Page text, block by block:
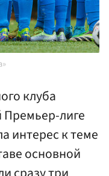
клуба
Премьер-лиге
интерес к теме
основной